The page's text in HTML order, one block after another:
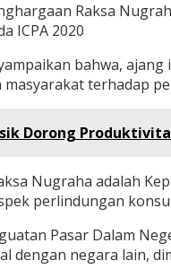
Raksa
ICPA 2020
bahwa,
terhadap
Dorong
Nugraha adalah
perlindungan
Pasar Dalam
dengan negara lain,